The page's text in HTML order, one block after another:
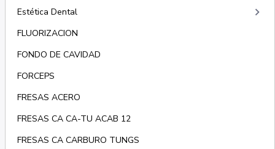
Estética Dental keyboard_arrow_right
FLUORIZACION
FONDO DE CAVIDAD
FORCEPS
FRESAS ACERO
FRESAS CA CA-TU ACAB 12
FRESAS CA CARBURO TUNGS